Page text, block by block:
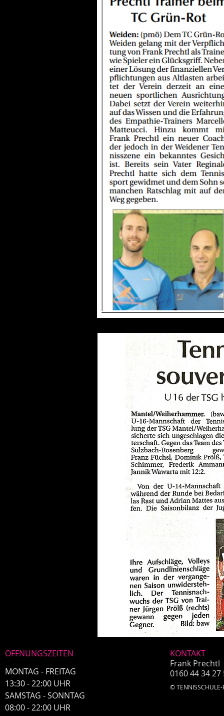
ÖFFNUNGSZEITEN
MONTAG - FREITAG
13:30 - 22:00 UHR
​SAMSTAG - SONNTAG
​08:00 - 22:00 UHR
KONTAKT
Frank Prechtl
0160 44 34 27
©